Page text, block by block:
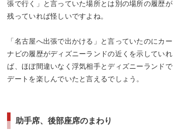
張で行く」と言っていた場所とは別の場所の履歴が
残っていれば怪しいですよね。
「名古屋へ出張で出かける」と言っていたのにカー
ナビの履歴がディズニーランドの近くを示していれ
ば、ほぼ間違いなく浮気相手とディズニーランドで
デートを楽しんでいたと言えるでしょう。
助手席、後部座席のまわり